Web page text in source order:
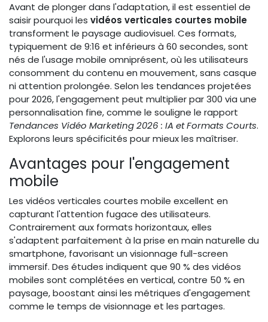
Avant de plonger dans l'adaptation, il est essentiel de
saisir pourquoi les vidéos verticales courtes mobile
transforment le paysage audiovisuel. Ces formats,
typiquement de 9:16 et inférieurs à 60 secondes, sont
nés de l'usage mobile omniprésent, où les utilisateurs
consomment du contenu en mouvement, sans casque
ni attention prolongée. Selon les tendances projetées
pour 2026, l'engagement peut multiplier par 300 via une
personnalisation fine, comme le souligne le rapport
Tendances Vidéo Marketing 2026 : IA et Formats Courts.
Explorons leurs spécificités pour mieux les maîtriser.
Avantages pour l'engagement
mobile
Les vidéos verticales courtes mobile excellent en
capturant l'attention fugace des utilisateurs.
Contrairement aux formats horizontaux, elles
s'adaptent parfaitement à la prise en main naturelle du
smartphone, favorisant un visionnage full-screen
immersif. Des études indiquent que 90 % des vidéos
mobiles sont complétées en vertical, contre 50 % en
paysage, boostant ainsi les métriques d'engagement
comme le temps de visionnage et les partages.